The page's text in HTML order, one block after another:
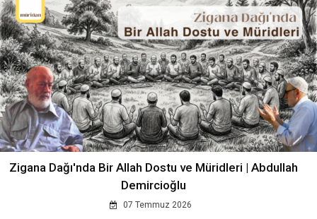
Zigana Dağı'nda Bir Allah Dostu ve Müridleri | Abdullah
Demircioğlu
07 Temmuz 2026